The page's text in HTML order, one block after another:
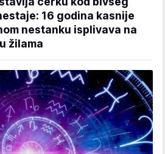
16 godina kasnije
nestanku isplivava na
žilama